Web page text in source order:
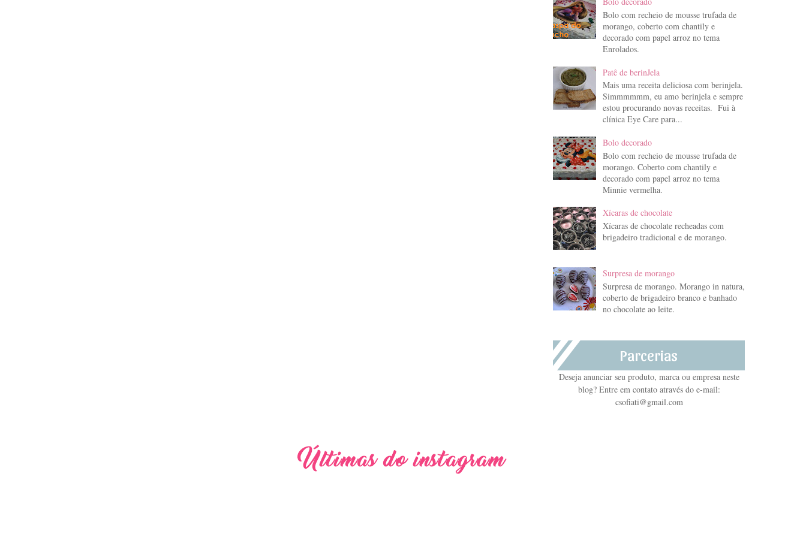
Bolo com recheio de mousse trufada de
morango, coberto com chantily e
decorado com papel arroz no tema
Enrolados.
Patê de berinJela
Mais uma receita deliciosa com berinjela.
Simmmmmm, eu amo berinjela e sempre
estou procurando novas receitas. Fui à
clínica Eye Care para...
Bolo decorado
Bolo com recheio de mousse trufada de
morango. Coberto com chantily e
decorado com papel arroz no tema
Minnie vermelha.
Xícaras de chocolate
Xícaras de chocolate recheadas com
brigadeiro tradicional e de morango.
Surpresa de morango
Surpresa de morango. Morango in natura,
coberto de brigadeiro branco e banhado
no chocolate ao leite.
Parcerias
Deseja anunciar seu produto, marca ou empresa neste
blog? Entre em contato através do e-mail:
csofiati@gmail.com